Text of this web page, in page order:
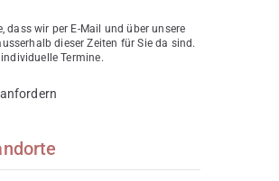
dass wir per E-Mail und über unsere
dieser Zeiten für Sie da sind.
Termine.